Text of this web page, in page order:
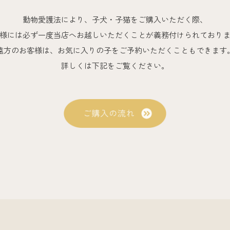
動物愛護法により、子犬・子猫をご購入いただく際、
には必ず一度当店へお越しいただくことが義務付けられておりま
方のお客様は、お気に入りの子をご予約いただくこともできます。
詳しくは下記をご覧ください。